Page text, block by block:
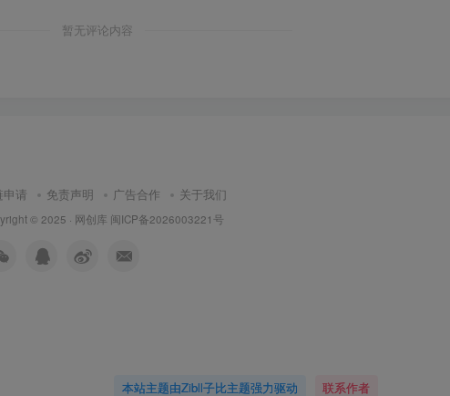
暂无评论内容
申请 免责声明 广告合作 关于我们
© 2025 · 网创库 闽ICP备2026003221号
本站主题由Zibll子比主题强力驱动 联系作者